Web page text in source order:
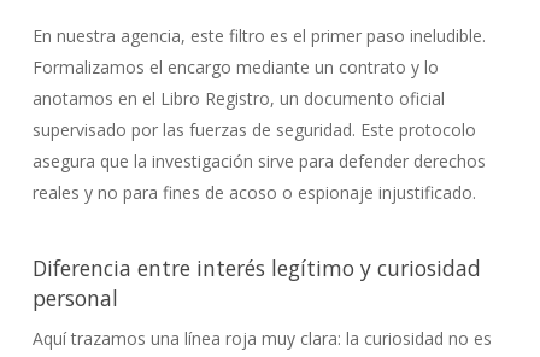
En nuestra agencia, este filtro es el primer paso ineludible.
Formalizamos el encargo mediante un contrato y lo
anotamos en el Libro Registro, un documento oficial
supervisado por las fuerzas de seguridad. Este protocolo
asegura que la investigación sirve para defender derechos
reales y no para fines de acoso o espionaje injustificado.
Diferencia entre interés legítimo y curiosidad
personal
Aquí trazamos una línea roja muy clara: la curiosidad no es